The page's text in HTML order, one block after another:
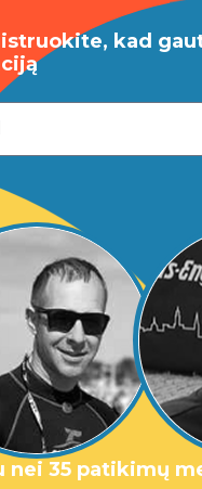
kad
nei 35 patikimų